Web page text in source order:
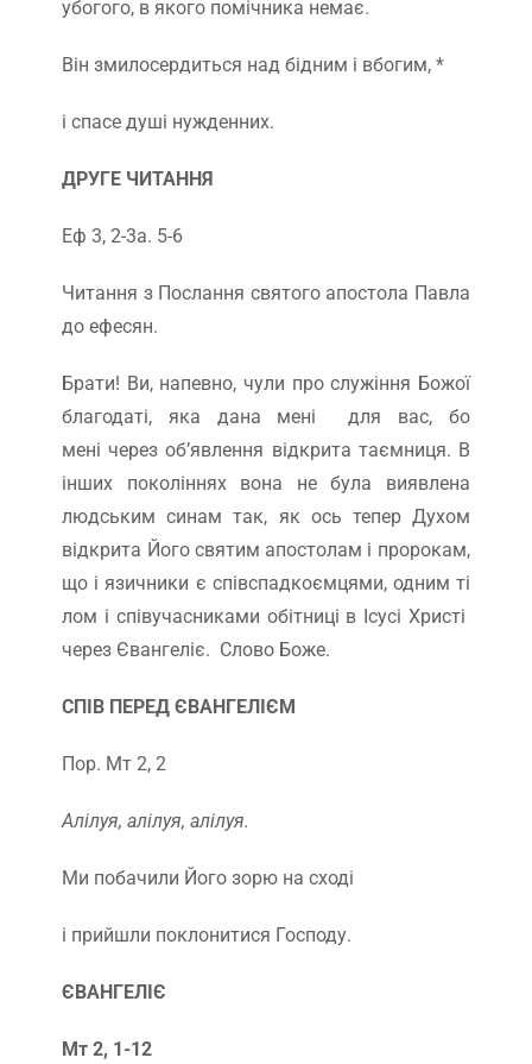
убогого, в якого помічника немає.
Він змилосердиться над бідним і вбогим, *
і спасе душі нужденних.
ДРУГЕ ЧИТАННЯ
Еф 3, 2-3а. 5-6
Читання з Послання святого апостола Павла
до ефесян.
Брати! Ви, напевно, чули про служіння Божої
благодаті, яка дана мені для вас, бо
мені через об’явлення відкрита таємниця. В
інших поколіннях вона не була виявлена
людським синам так, як ось тепер Духом
відкрита Його святим апостолам і пророкам,
що і язичники є співспадкоємцями, одним ті
лом і співучасниками обітниці в Ісусі Христі
через Євангеліє. Слово Боже.
СПІВ ПЕРЕД ЄВАНГЕЛІЄМ
Пор. Мт 2, 2
Алілуя, алілуя, алілуя.
Ми побачили Його зорю на сході
і прийшли поклонитися Господу.
ЄВАНГЕЛІЄ
Мт 2, 1-12